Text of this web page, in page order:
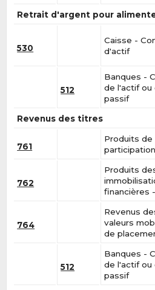
Retrait d'argent pour
530
Caisse -
d'actif
512
Banques -
de l'actif ou
passif
Revenus des titres
761
Produits de
762
Produits
financières -
764
Revenus
valeurs
de
512
Banques -
de l'actif ou
passif